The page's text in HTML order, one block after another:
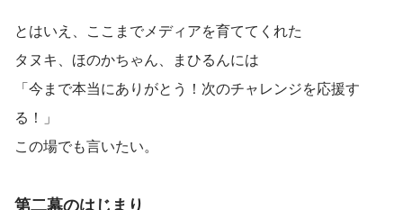
とはいえ、ここまでメディアを育ててくれた
タヌキ、ほのかちゃん、まひるんには
「今まで本当にありがとう！次のチャレンジを応援す
る！」
この場でも言いたい。
第二幕のはじまり